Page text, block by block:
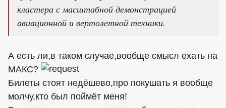
кластера с масштабной демонстрацией
авиационной и вертолетной техники.
А есть ли,в таком случае,вообще смысл ехать на
МАКС?
Билеты стоят недёшево,про покушать я вообще
молчу,кто был поймёт меня!